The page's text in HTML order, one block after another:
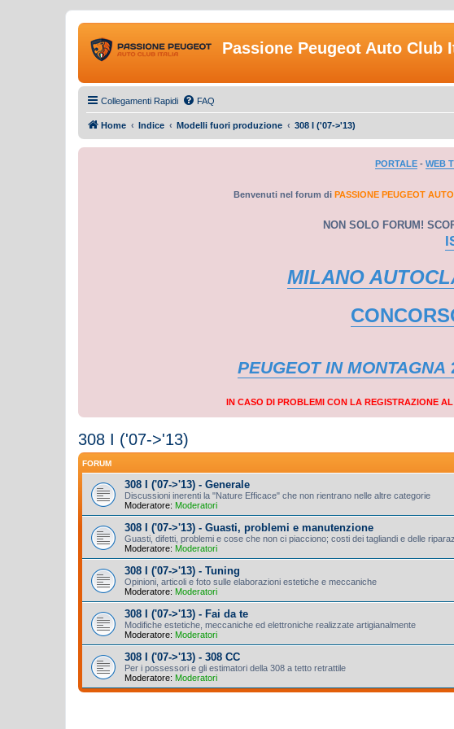
Passione Peugeot Auto Club
Collegamenti Rapidi FAQ
Home Indice Modelli fuori produzione 308 I ('07->'13)
PORTALE - WEB
Benvenuti nel forum di PASSIONE PEUGEOT
NON SOLO FORUM!
MILANO
PEUGEOT IN MONTAGNA
IN CASO DI PROBLEMI CON LA REGISTRAZIONE
308 I ('07->'13)
FORUM
308 I ('07->'13) - Generale
Discussioni inerenti la "Nature Efficace" che non rientrano nelle altre categorie
Moderatore: Moderatori
308 I ('07->'13) - Guasti, problemi e manutenzione
Guasti, difetti, problemi e cose che non ci piacciono; costi dei tagliandi e delle
Moderatore: Moderatori
308 I ('07->'13) - Tuning
Opinioni, articoli e foto sulle elaborazioni estetiche e meccaniche
Moderatore: Moderatori
308 I ('07->'13) - Fai da te
Modifiche estetiche, meccaniche ed elettroniche realizzate artigianalmente
Moderatore: Moderatori
308 I ('07->'13) - 308 CC
Per i possessori e gli estimatori della 308 a tetto retrattile
Moderatore: Moderatori